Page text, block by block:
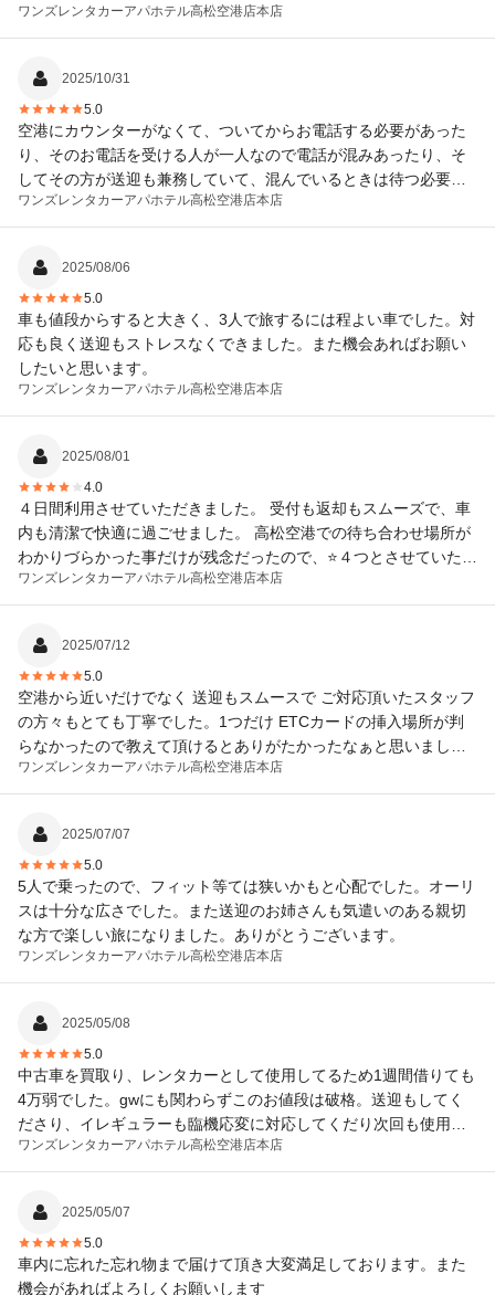
多く、渋滞も度々発生するため、 当初のナビの到着時間が当てに
ならずとても困りました。 ついているナビが、ポータブルナビな
けるナビだととても助かります。 自動車の方は、他のレビューに
あるとおりかなり走行距離のある中古車です。FMラジオを聞こう
としましたが、全くキャッチできず、仕方なくワンセグでテレビ
をラジオ替わりに聞くという感じで、ラジオが聞けたらもっと良
かったと思います。
ワンズレンタカーアパホテル高松空港店本店
2025/10/31
5.0
空港にカウンターがなくて、ついてからお電話する必要があった
り、そのお電話を受ける人が一人なので電話が混みあったり、そ
してその方が送迎も兼務していて、混んでいるときは待つ必要が
あったり、車の走行距離が12万キロを超えていたり、カーナビが
標準装備されていなかったり、シガーソケットから充電できるよ
（そして私も持って行ってなくて）、結局充電できなかったり
と、まあいろいろありましたが、係の方が皆さん気のいい方で、
ロードアシスタンスは自分でJAFか自社の保険があればそれで大
丈夫とか、できる限り安く済むための方法を教えてくれて、そし
てとにかく安い！24時間借りて5000円を切るとは、驚きでした。
ありがとうございました。
ワンズレンタカーアパホテル高松空港店本店
2025/08/06
5.0
車も値段からすると大きく、3人で旅するには程よい車でした。対
応も良く送迎もストレスなくできました。また機会あればお願い
したいと思います。
ワンズレンタカーアパホテル高松空港店本店
2025/08/01
4.0
４日間利用させていただきました。 受付も返却もスムーズで、車
内も清潔で快適に過ごせました。 高松空港での待ち合わせ場所が
わかりづらかった事だけが残念だったので、⭐️４つとさせていただ
きます。
ワンズレンタカーアパホテル高松空港店本店
2025/07/12
5.0
空港から近いだけでなく 送迎もスムースで ご対応頂いたスタッフ
の方々もとても丁寧でした。1つだけ ETCカードの挿入場所が判
らなかったので教えて頂けるとありがたかったなぁと思いまし
た。でも また高松でレンタカーを借りるなら絶対こちらでお願い
したいです。ありがとうございました。
ワンズレンタカーアパホテル高松空港店本店
2025/07/07
5.0
5人で乗ったので、フィット等ては狭いかもと心配でした。オーリ
スは十分な広さでした。また送迎のお姉さんも気遣いのある親切
な方で楽しい旅になりました。ありがとうございます。
ワンズレンタカーアパホテル高松空港店本店
2025/05/08
5.0
中古車を買取り、レンタカーとして使用してるため1週間借りても
4万弱でした。gwにも関わらずこのお値段は破格。送迎もしてく
ださり、イレギュラーも臨機応変に対応してくだり次回も使用確
定です。ただ、やはり中古車なので車の質はそれなりになりま
す。車に興味なければ最高かと！
ワンズレンタカーアパホテル高松空港店本店
2025/05/07
5.0
車内に忘れた忘れ物まで届けて頂き大変満足しております。また
機会があればよろしくお願いします